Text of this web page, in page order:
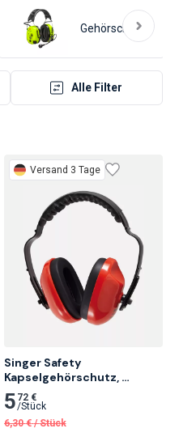
Fertigung,
sowie im
und Verwendung von
um Unfälle und
Sicherheit der Mitarbeiter zu
Gehörschutz
Alle Filter
Versand 3 Tage
Singer Safety
Kapselgehörschutz,
Rot/Schwarz
5 72 €
/Stück
6,30 € /Stück